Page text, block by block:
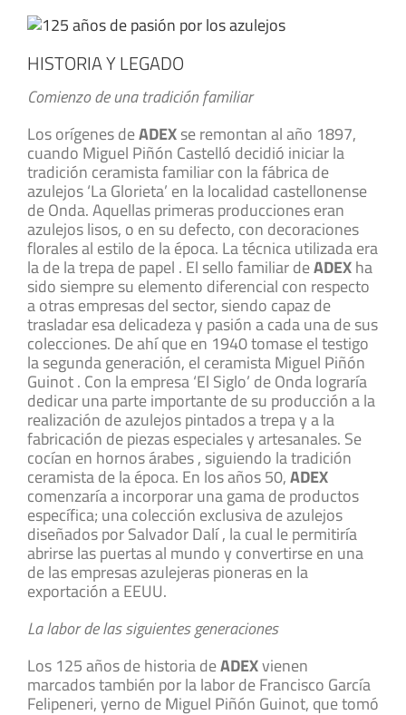
HISTORIA Y LEGADO
Comienzo de una tradición familiar
Los orígenes deADEXse remontan al año 1897,
cuando Miguel Piñón Castelló decidió iniciar la
tradición ceramista familiar con la fábrica de
azulejos ‘La Glorieta’ en la localidad castellonense
de Onda. Aquellas primeras producciones eran
azulejos lisos, o en su defecto, con decoraciones
florales al estilo de la época. La técnica utilizada era
la de la trepa de papel . El sello familiar deADEXha
sido siempre su elemento diferencial con respecto
a otras empresas del sector, siendo capaz de
trasladar esa delicadeza y pasión a cada una de sus
colecciones. De ahí que en 1940 tomase el testigo
la segunda generación, el ceramista Miguel Piñón
Guinot . Con la empresa ‘El Siglo’ de Onda lograría
dedicar una parte importante de su producción a la
realización de azulejos pintados a trepa y a la
fabricación de piezas especiales y artesanales. Se
cocían en hornos árabes , siguiendo la tradición
ceramista de la época. En los años 50,ADEX
comenzaría a incorporar una gama de productos
específica; una colección exclusiva de azulejos
diseñados por Salvador Dalí , la cual le permitiría
abrirse las puertas al mundo y convertirse en una
de las empresas azulejeras pioneras en la
exportación a EEUU.
La labor de las siguientes generaciones
Los 125 años de historia deADEXvienen
marcados también por la labor de Francisco García
Felipeneri, yerno de Miguel Piñón Guinot, que tomó